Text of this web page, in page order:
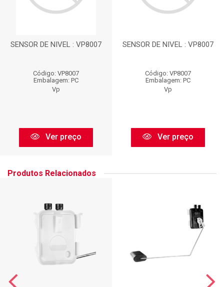
SENSOR DE NIVEL : VP8007
Código: VP8007
Embalagem: PC
Vp
Ver preço
SENSOR DE NIVEL : VP8007
Código: VP8007
Embalagem: PC
Vp
Ver preço
Produtos Relacionados